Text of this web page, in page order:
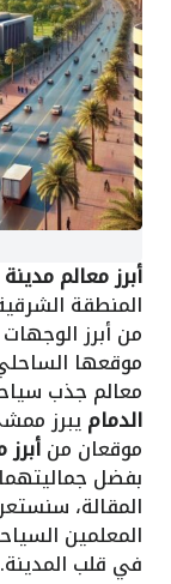
أبرز معالم
المنطقة
من أبرز
موقعها
معالم جذب
الدماميبرز
موقعان من
بفضل
المقالة،
المعلمين
في قلب المدينة.